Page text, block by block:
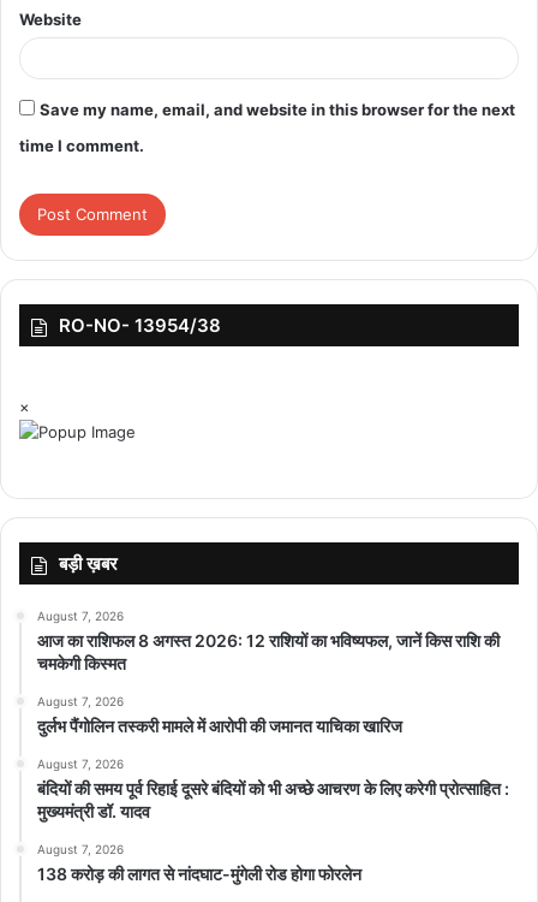
Website
Save my name, email, and website in this browser for the next
time I comment.
RO-NO- 13954/38
×
बड़ी ख़बर
August 7, 2026
आज का राशिफल 8 अगस्त 2026: 12 राशियों का भविष्यफल, जानें किस राशि की
चमकेगी किस्मत
August 7, 2026
दुर्लभ पैंगोलिन तस्करी मामले में आरोपी की जमानत याचिका खारिज
August 7, 2026
बंदियों की समय पूर्व रिहाई दूसरे बंदियों को भी अच्छे आचरण के लिए करेगी प्रोत्साहित :
मुख्यमंत्री डॉ. यादव
August 7, 2026
138 करोड़ की लागत से नांदघाट-मुंगेली रोड होगा फोरलेन